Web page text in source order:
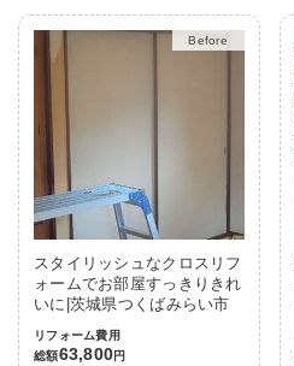
After
スタイリッシュなクロスリフ
ォームでお部屋すっきりきれ
いに|茨城県つくばみらい市
リフォーム費用
総額63,800円